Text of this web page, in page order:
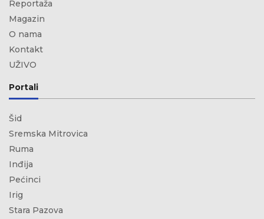
Reportaža
Magazin
O nama
Kontakt
UŽIVO
Portali
Šid
Sremska Mitrovica
Ruma
Inđija
Pećinci
Irig
Stara Pazova